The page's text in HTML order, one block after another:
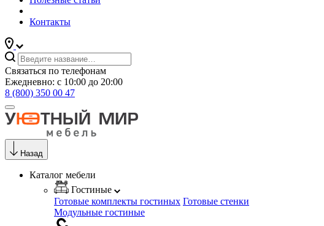
Контакты
Связаться по телефонам
Ежедневно: с 10:00 до 20:00
8 (800) 350 00 47
Назад
Каталог мебели
Гостиные
Готовые комплекты гостиных Готовые стенки
Модульные гостиные